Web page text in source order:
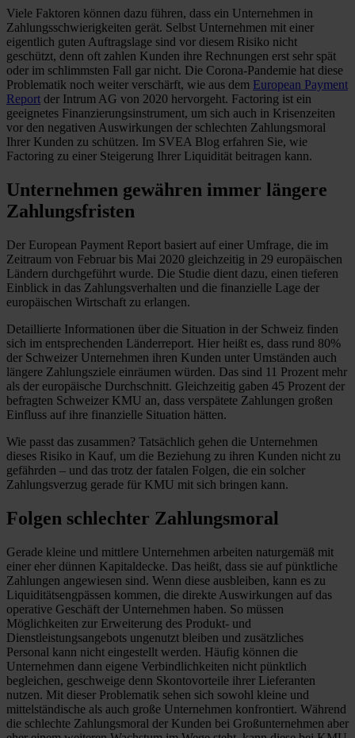
Viele Faktoren können dazu führen, dass ein Unternehmen in
Zahlungsschwierigkeiten gerät. Selbst Unternehmen mit einer
eigentlich guten Auftragslage sind vor diesem Risiko nicht
geschützt, denn oft zahlen Kunden ihre Rechnungen erst sehr spät
oder im schlimmsten Fall gar nicht. Die Corona-Pandemie hat diese
Problematik noch weiter verschärft, wie aus dem European Payment
Report der Intrum AG von 2020 hervorgeht. Factoring ist ein
geeignetes Finanzierungsinstrument, um sich auch in Krisenzeiten
vor den negativen Auswirkungen der schlechten Zahlungsmoral
Ihrer Kunden zu schützen. Im SVEA Blog erfahren Sie, wie
Factoring zu einer Steigerung Ihrer Liquidität beitragen kann.
Unternehmen gewähren immer längere
Zahlungsfristen
Der European Payment Report basiert auf einer Umfrage, die im
Zeitraum von Februar bis Mai 2020 gleichzeitig in 29 europäischen
Ländern durchgeführt wurde. Die Studie dient dazu, einen tieferen
Einblick in das Zahlungsverhalten und die finanzielle Lage der
europäischen Wirtschaft zu erlangen.
Detaillierte Informationen über die Situation in der Schweiz finden
sich im entsprechenden Länderreport. Hier heißt es, dass rund 80%
der Schweizer Unternehmen ihren Kunden unter Umständen auch
längere Zahlungsziele einräumen würden. Das sind 11 Prozent mehr
als der europäische Durchschnitt. Gleichzeitig gaben 45 Prozent der
befragten Schweizer KMU an, dass verspätete Zahlungen großen
Einfluss auf ihre finanzielle Situation hätten.
Wie passt das zusammen? Tatsächlich gehen die Unternehmen
dieses Risiko in Kauf, um die Beziehung zu ihren Kunden nicht zu
gefährden – und das trotz der fatalen Folgen, die ein solcher
Zahlungsverzug gerade für KMU mit sich bringen kann.
Folgen schlechter Zahlungsmoral
Gerade kleine und mittlere Unternehmen arbeiten naturgemäß mit
einer eher dünnen Kapitaldecke. Das heißt, dass sie auf pünktliche
Zahlungen angewiesen sind. Wenn diese ausbleiben, kann es zu
Liquiditätsengpässen kommen, die direkte Auswirkungen auf das
operative Geschäft der Unternehmen haben. So müssen
Möglichkeiten zur Erweiterung des Produkt- und
Dienstleistungsangebots ungenutzt bleiben und zusätzliches
Personal kann nicht eingestellt werden. Häufig können die
Unternehmen dann eigene Verbindlichkeiten nicht pünktlich
begleichen, geschweige denn Skontovorteile ihrer Lieferanten
nutzen. Mit dieser Problematik sehen sich sowohl kleine und
mittelständische als auch große Unternehmen konfrontiert. Während
die schlechte Zahlungsmoral der Kunden bei Großunternehmen aber